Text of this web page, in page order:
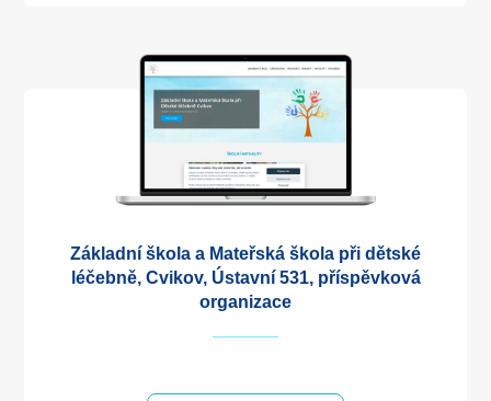
Základní škola a Mateřská škola při dětské
léčebně, Cvikov, Ústavní 531, příspěvková
organizace